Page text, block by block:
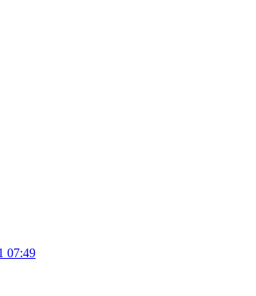
07:49